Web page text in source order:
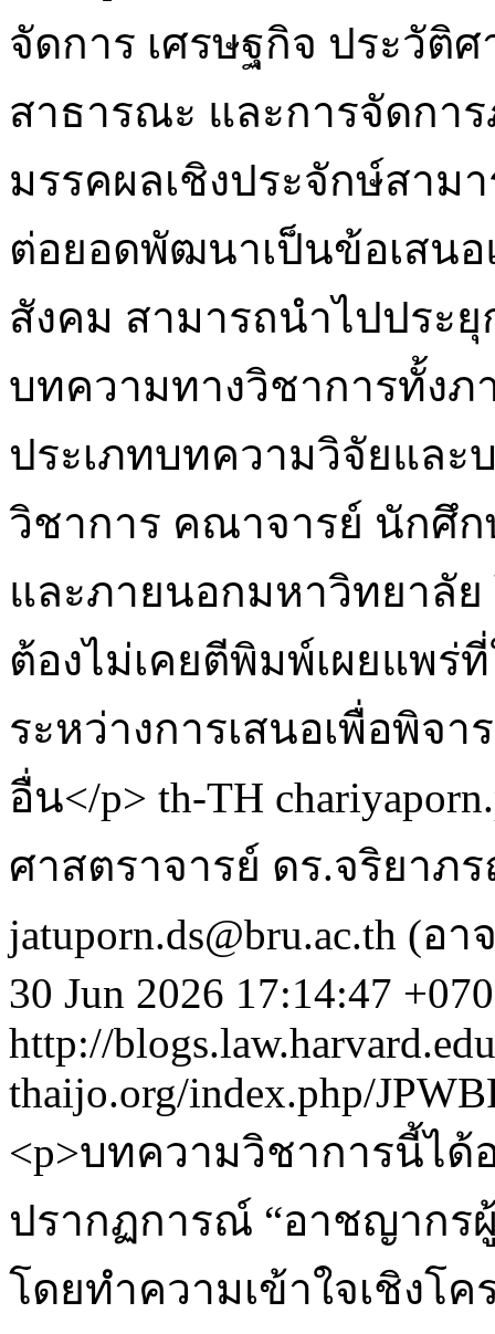
จัดการ เศรษฐกิจ ประวัติ
สาธารณะ และการจัดกา
มรรคผลเชิงประจักษ์สาม
ต่อยอดพัฒนาเป็นข้อเสน
สังคม สามารถนำไปประ
บทความทางวิชาการทั้ง
ประเภทบทความวิจัยแล
วิชาการ คณาจารย์ นักศึ
และภายนอกมหาวิทยาลัย
ต้องไม่เคยตีพิมพ์เผยแพร่
ระหว่างการเสนอเพื่อพิจ
อื่น</p> th-TH
ศาสตราจารย์ ดร.จริยาภ
jatuporn.ds@bru.ac.th (
30 Jun 2026 17:14:47
http://
thaijo.org/index.php/
<p>บทความวิชาการนี้ได้
ปรากฏการณ์ “อาชญากร
โดยทำความเข้าใจเชิงโ